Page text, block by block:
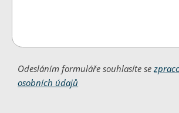
Odesláním formuláře souhlasíte se
osobních údajů